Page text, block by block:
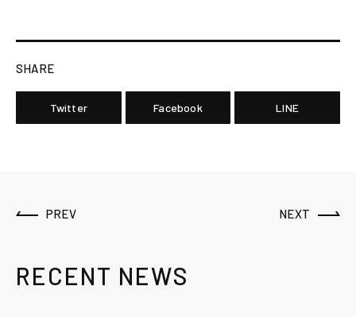
SHARE
Twitter Facebook LINE
PREV NEXT
RECENT NEWS